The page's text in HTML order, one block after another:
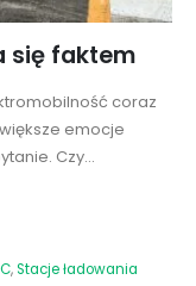
się faktem
coraz
emocje
Czy...
,Stacje ładowania